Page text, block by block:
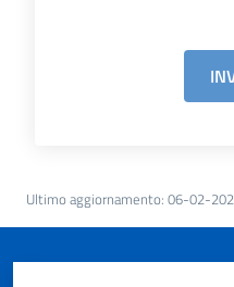
Consumatore
Ultimo aggiornamento: 06-02-